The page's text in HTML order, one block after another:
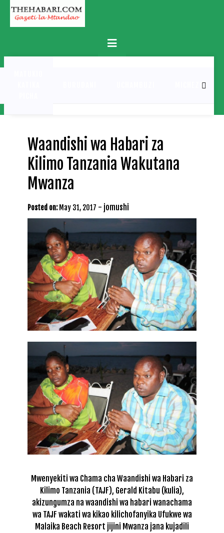
Skip
content
Primary
Menu
MICHEZO
Waandishi wa Habari za
Kilimo Tanzania Wakutana
Mwanza
Posted on: May 31, 2017 - jomushi
Mwenyekiti wa Chama cha Waandishi wa Habari za
Kilimo Tanzania (TAJF), Gerald Kitabu (kulia),
akizungumza na waandishi wa habari wanachama
wa TAJF wakati wa kikao kilichofanyika Ufukwe wa
Malaika Beach Resort jijini Mwanza jana kujadili